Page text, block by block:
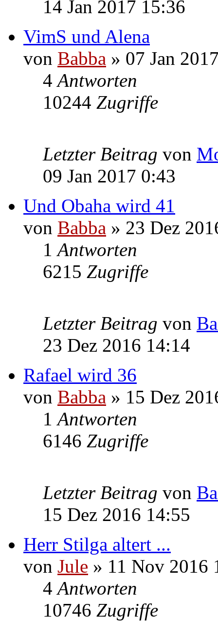
14 Jan 2017 15:36
VimS und Alena
von Babba » 07 Jan
4Antworten
10244 Zugriffe
Letzter Beitrag von
09 Jan 2017 0:43
Und Obaha wird 41
von Babba » 23 Dez
1Antworten
6215 Zugriffe
Letzter Beitrag von
23 Dez 2016 14:14
Rafael wird 36
von Babba » 15 Dez
1Antworten
6146 Zugriffe
Letzter Beitrag von
15 Dez 2016 14:55
Herr Stilga altert ...
von Jule » 11 Nov 2016
4Antworten
10746 Zugriffe